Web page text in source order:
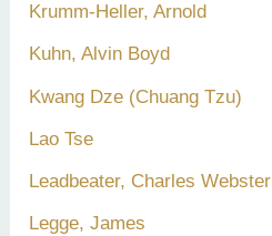
Krumm-Heller, Arnold
Kuhn, Alvin Boyd
Kwang Dze (Chuang Tzu)
Lao Tse
Leadbeater, Charles Webster
Legge, James